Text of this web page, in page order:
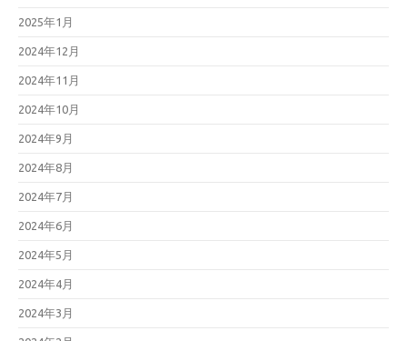
2025年1月
2024年12月
2024年11月
2024年10月
2024年9月
2024年8月
2024年7月
2024年6月
2024年5月
2024年4月
2024年3月